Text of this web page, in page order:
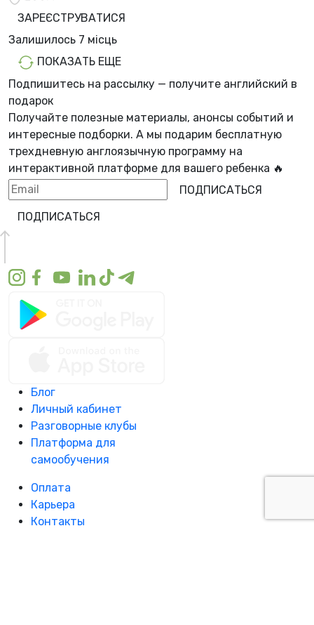
ЗАРЕЄСТРУВАТИСЯ
Залишилось 7 місць
ПОКАЗАТЬ ЕЩЕ
Подпишитесь на рассылку — получите английский в
подарок
Получайте полезные материалы, анонсы событий и
интересные подборки. А мы подарим бесплатную
трехдневную англоязычную программу на
интерактивной платформе для вашего ребенка 🔥
ПОДПИСАТЬСЯ
ПОДПИСАТЬСЯ
Блог
Личный кабинет
Разговорные клубы
Платформа для
самообучения
Оплата
Карьера
Контакты